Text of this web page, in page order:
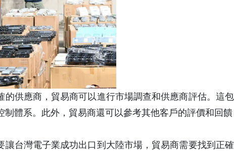
的供應商，貿易商可以進行市場調查和供應商評估。這
制體系。此外，貿易商還可以參考其他客戶的評價和回
讓台灣電子業成功出口到大陸市場，貿易商需要找到正